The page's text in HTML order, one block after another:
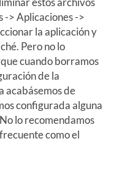
-> Aplicaciones ->
la aplicación y
Pero no lo
cuando borramos
de la
acabásemos de
configurada alguna
lo recomendamos
como el